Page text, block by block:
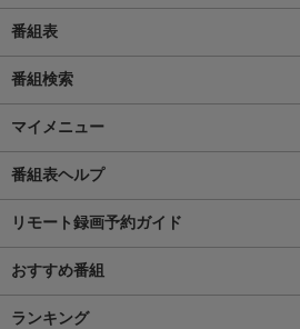
番組表
番組検索
マイメニュー
番組表ヘルプ
リモート録画予約ガイド
おすすめ番組
ランキング